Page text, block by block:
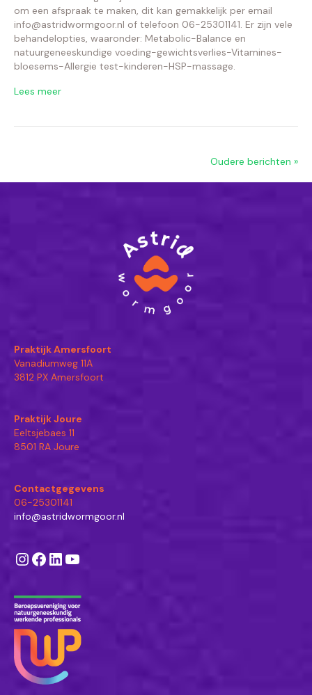
om een afspraak te maken, dit kan gemakkelijk per email
info@astridwormgoor.nl of telefoon 06-25301141. Er zijn vele
behandelopties, waaronder: Metabolic-Balance en
natuurgeneeskundige voeding-gewichtsverlies-Vitamines-
bloesems-Allergie test-kinderen-HSP-massage.
Lees meer
Oudere berichten »
Praktijk Amersfoort
Vanadiumweg 11A
3812 PX Amersfoort
Praktijk Joure
Eeltsjebaes 11
8501 RA Joure
Contactgegevens
06-25301141
info@astridwormgoor.nl
Instagram
Facebook
LinkedIn
YouTube